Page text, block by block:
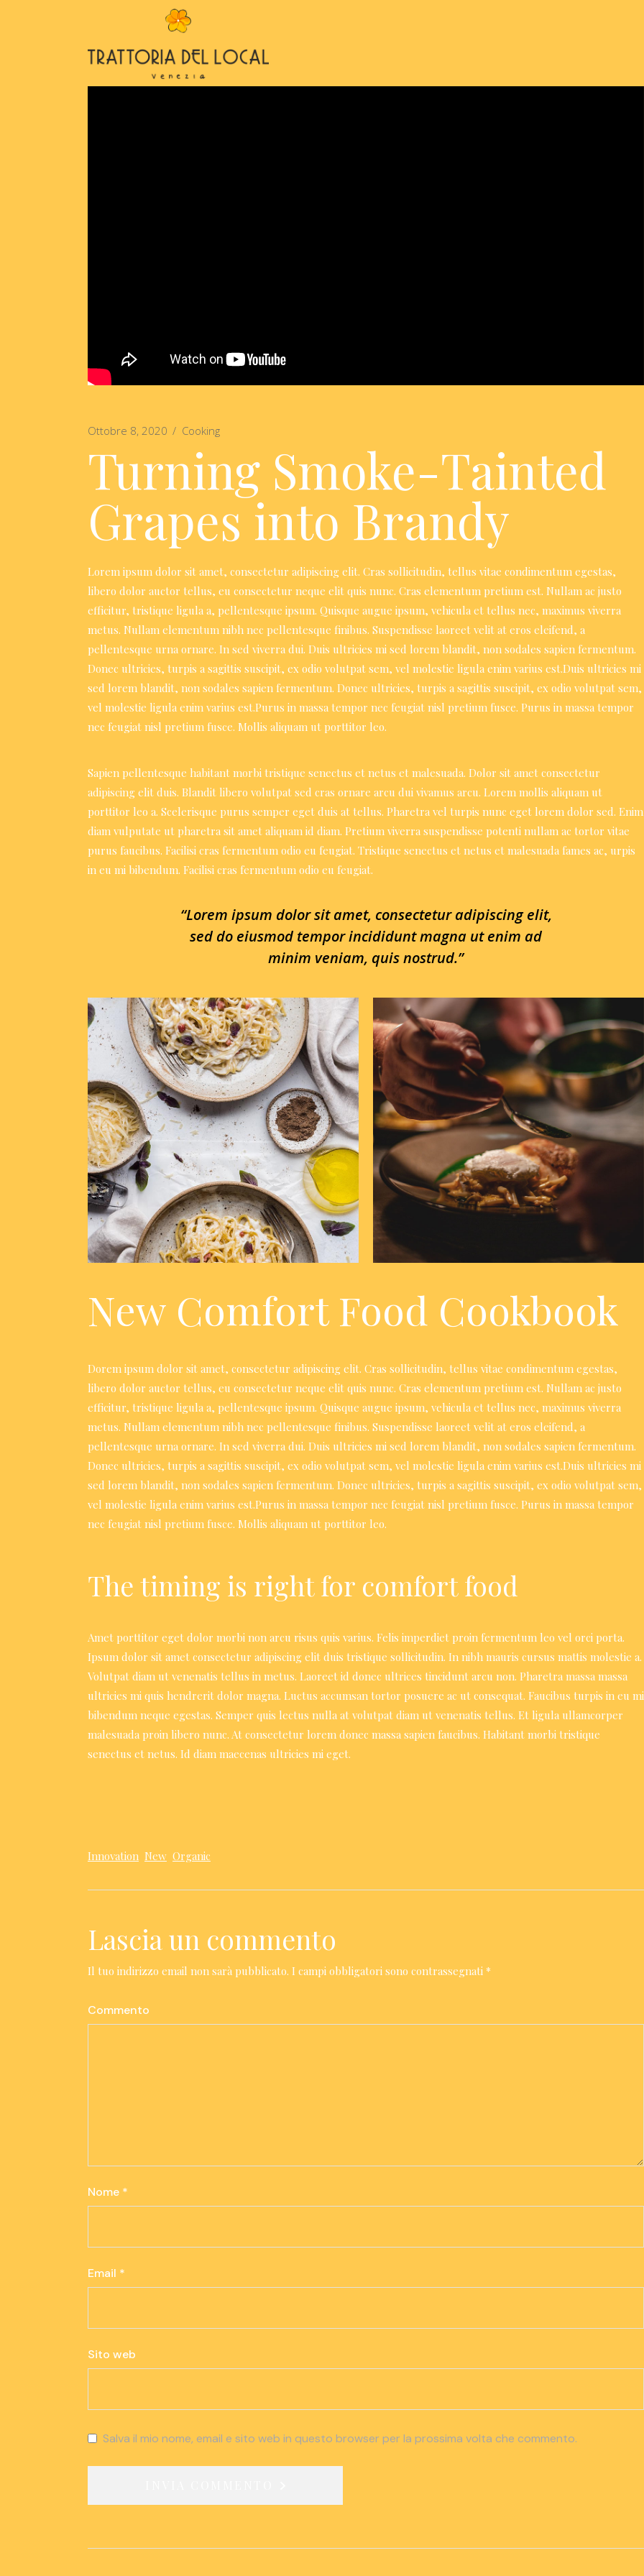
Ottobre 8, 2020 Cooking
Turning Smoke-Tainted
Grapes into Brandy
Lorem ipsum dolor sit amet, consectetur adipiscing elit. Cras sollicitudin, tellus vitae condimentum egestas,
libero dolor auctor tellus, eu consectetur neque elit quis nunc. Cras elementum pretium est. Nullam ac justo
efficitur, tristique ligula a, pellentesque ipsum. Quisque augue ipsum, vehicula et tellus nec, maximus viverra
metus. Nullam elementum nibh nec pellentesque finibus. Suspendisse laoreet velit at eros eleifend, a
pellentesque urna ornare. In sed viverra dui. Duis ultricies mi sed lorem blandit, non sodales sapien fermentum.
Donec ultricies, turpis a sagittis suscipit, ex odio volutpat sem, vel molestie ligula enim varius est.Duis ultricies mi
sed lorem blandit, non sodales sapien fermentum. Donec ultricies, turpis a sagittis suscipit, ex odio volutpat sem,
vel molestie ligula enim varius est.Purus in massa tempor nec feugiat nisl pretium fusce. Purus in massa tempor
nec feugiat nisl pretium fusce. Mollis aliquam ut porttitor leo.
Sapien pellentesque habitant morbi tristique senectus et netus et malesuada. Dolor sit amet consectetur
adipiscing elit duis. Blandit libero volutpat sed cras ornare arcu dui vivamus arcu. Lorem mollis aliquam ut
porttitor leo a. Scelerisque purus semper eget duis at tellus. Pharetra vel turpis nunc eget lorem dolor sed. Enim
diam vulputate ut pharetra sit amet aliquam id diam. Pretium viverra suspendisse potenti nullam ac tortor vitae
purus faucibus. Facilisi cras fermentum odio eu feugiat. Tristique senectus et netus et malesuada fames ac, urpis
in eu mi bibendum. Facilisi cras fermentum odio eu feugiat.
“Lorem ipsum dolor sit amet, consectetur adipiscing elit,
sed do eiusmod tempor incididunt magna ut enim ad
minim veniam, quis nostrud.”
New Comfort Food Cookbook
Dorem ipsum dolor sit amet, consectetur adipiscing elit. Cras sollicitudin, tellus vitae condimentum egestas,
libero dolor auctor tellus, eu consectetur neque elit quis nunc. Cras elementum pretium est. Nullam ac justo
efficitur, tristique ligula a, pellentesque ipsum. Quisque augue ipsum, vehicula et tellus nec, maximus viverra
metus. Nullam elementum nibh nec pellentesque finibus. Suspendisse laoreet velit at eros eleifend, a
pellentesque urna ornare. In sed viverra dui. Duis ultricies mi sed lorem blandit, non sodales sapien fermentum.
Donec ultricies, turpis a sagittis suscipit, ex odio volutpat sem, vel molestie ligula enim varius est.Duis ultricies mi
sed lorem blandit, non sodales sapien fermentum. Donec ultricies, turpis a sagittis suscipit, ex odio volutpat sem,
vel molestie ligula enim varius est.Purus in massa tempor nec feugiat nisl pretium fusce. Purus in massa tempor
nec feugiat nisl pretium fusce. Mollis aliquam ut porttitor leo.
The timing is right for comfort food
Amet porttitor eget dolor morbi non arcu risus quis varius. Felis imperdiet proin fermentum leo vel orci porta.
Ipsum dolor sit amet consectetur adipiscing elit duis tristique sollicitudin. In nibh mauris cursus mattis molestie a.
Volutpat diam ut venenatis tellus in metus. Laoreet id donec ultrices tincidunt arcu non. Pharetra massa massa
ultricies mi quis hendrerit dolor magna. Luctus accumsan tortor posuere ac ut consequat. Faucibus turpis in eu mi
bibendum neque egestas. Semper quis lectus nulla at volutpat diam ut venenatis tellus. Et ligula ullamcorper
malesuada proin libero nunc. At consectetur lorem donec massa sapien faucibus. Habitant morbi tristique
senectus et netus. Id diam maecenas ultricies mi eget.
Innovation New Organic
Lascia un commento
Il tuo indirizzo email non sarà pubblicato. I campi obbligatori sono contrassegnati *
Commento
Nome *
Email *
Sito web
Salva il mio nome, email e sito web in questo browser per la prossima volta che commento.